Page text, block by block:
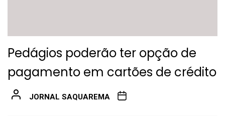
Pedágios poderão ter opção de
pagamento em cartões de crédito
JORNAL SAQUAREMA